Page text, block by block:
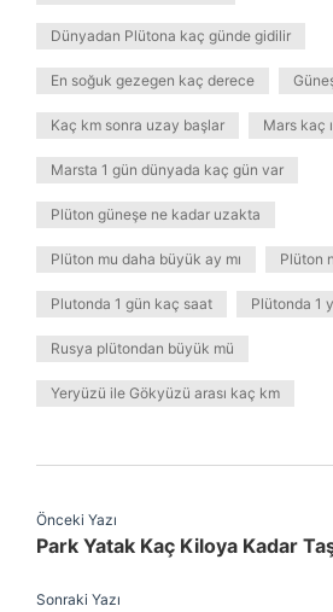
Dünyadan Plütona kaç günde gidilir
En soğuk gezegen kaç derece
Kaç km sonra uzay başlar Mars kaç
Marsta 1 gün dünyada kaç gün var
Plüton güneşe ne kadar uzakta
Plüton mu daha büyük ay mı Plüton
Plutonda 1 gün kaç saat Plütonda 1
Rusya plütondan büyük mü
Yeryüzü ile Gökyüzü arası kaç km
Önceki Yazı
Park Yatak Kaç Kiloya Kadar
Sonraki Yazı